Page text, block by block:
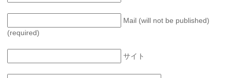
Mail (will not be published)
(required)
サイト